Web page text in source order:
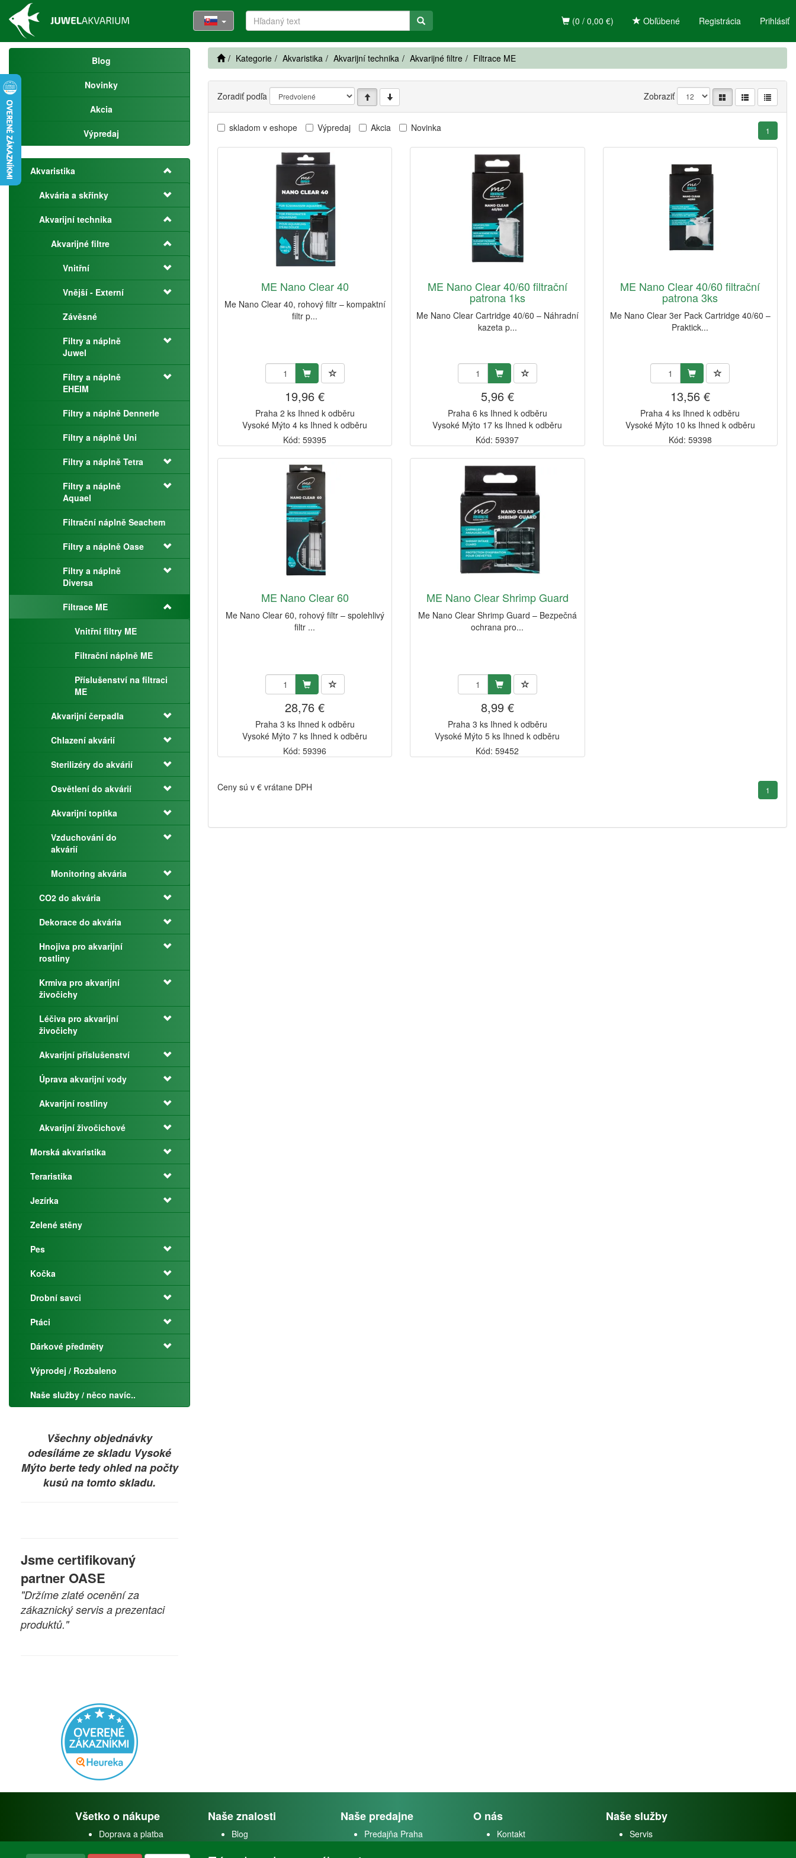
Registrácia Prihlásiť
(0 / 0,00 €) Obľúbené
Blog
Novinky
Akcia
Výpredaj
Akvaristika
Akvária a skřínky
Akvarijní technika
Akvarijné filtre
Vnitřní
Vnější - Externí
Závěsné
Filtry a náplně
Juwel
Filtry a náplně
EHEIM
Filtry a náplně Dennerle
Filtry a náplně Uni
Filtry a náplně Tetra
Filtry a náplně
Aquael
Filtrační náplně Seachem
Filtry a náplně Oase
Filtry a náplně
Diversa
Filtrace ME
Vnitřní filtry ME
Filtrační náplně ME
Příslušenství na filtraci
ME
Akvarijní čerpadla
Chlazení akvárií
Sterilizéry do akvárií
Osvětlení do akvárií
Akvarijní topítka
Vzduchování do
akvárií
Monitoring akvária
CO2 do akvária
Dekorace do akvária
Hnojiva pro akvarijní
rostliny
Krmiva pro akvarijní
živočichy
Léčiva pro akvarijní
živočichy
Akvarijní příslušenství
Úprava akvarijní vody
Akvarijní rostliny
Akvarijní živočichové
Morská akvaristika
Teraristika
Jezírka
Zelené stěny
Pes
Kočka
Drobní savci
Ptáci
Dárkové předměty
Výprodej / Rozbaleno
Naše služby / něco navíc..
Všechny objednávky
odesíláme ze skladu Vysoké
Mýto berte tedy ohled na počty
kusů na tomto skladu.
Jsme certifikovaný
partner OASE
"Držíme zlaté ocenění za
zákaznický servis a prezentaci
produktů."
Kategorie Akvaristika Akvarijní technika Akvarijné filtre Filtrace ME
Zoradiť podľa Zobraziť
skladom v eshope Výpredaj Akcia Novinka 1
ME Nano Clear 40
Me Nano Clear 40, rohový filtr – kompaktní
filtr p...
19,96 €
Praha 2 ks Ihned k odběru
Vysoké Mýto 4 ks Ihned k odběru
Kód: 59395
ME Nano Clear 40/60 filtrační
patrona 1ks
Me Nano Clear Cartridge 40/60 – Náhradní
kazeta p...
5,96 €
Praha 6 ks Ihned k odběru
Vysoké Mýto 17 ks Ihned k odběru
Kód: 59397
ME Nano Clear 40/60 filtrační
patrona 3ks
Me Nano Clear 3er Pack Cartridge 40/60 –
Praktick...
13,56 €
Praha 4 ks Ihned k odběru
Vysoké Mýto 10 ks Ihned k odběru
Kód: 59398
ME Nano Clear 60
Me Nano Clear 60, rohový filtr – spolehlivý
filtr ...
28,76 €
Praha 3 ks Ihned k odběru
Vysoké Mýto 7 ks Ihned k odběru
Kód: 59396
ME Nano Clear Shrimp Guard
Me Nano Clear Shrimp Guard – Bezpečná
ochrana pro...
8,99 €
Praha 3 ks Ihned k odběru
Vysoké Mýto 5 ks Ihned k odběru
Kód: 59452
Ceny sú v € vrátane DPH 1
Všetko o nákupe
Doprava a platba
Naše znalosti
Blog
Naše predajne
Predajňa Praha
O nás
Kontakt
Naše služby
Servis